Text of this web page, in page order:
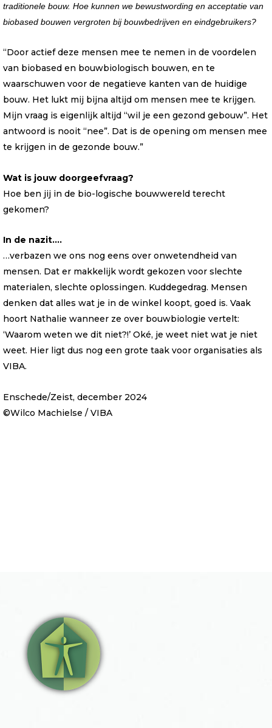
traditionele bouw. Hoe kunnen we bewustwording en acceptatie van
biobased bouwen vergroten bij bouwbedrijven en eindgebruikers?
“Door actief deze mensen mee te nemen in de voordelen
van biobased en bouwbiologisch bouwen, en te
waarschuwen voor de negatieve kanten van de huidige
bouw. Het lukt mij bijna altijd om mensen mee te krijgen.
Mijn vraag is eigenlijk altijd “wil je een gezond gebouw”. Het
antwoord is nooit “nee”. Dat is de opening om mensen mee
te krijgen in de gezonde bouw.”
Wat is jouw doorgeefvraag?
Hoe ben jij in de bio-logische bouwwereld terecht
gekomen?
In de nazit….
…verbazen we ons nog eens over onwetendheid van
mensen. Dat er makkelijk wordt gekozen voor slechte
materialen, slechte oplossingen. Kuddegedrag. Mensen
denken dat alles wat je in de winkel koopt, goed is. Vaak
hoort Nathalie wanneer ze over bouwbiologie vertelt:
‘Waarom weten we dit niet?!’ Oké, je weet niet wat je niet
weet. Hier ligt dus nog een grote taak voor organisaties als
VIBA.
Enschede/Zeist, december 2024
©️Wilco Machielse / VIBA